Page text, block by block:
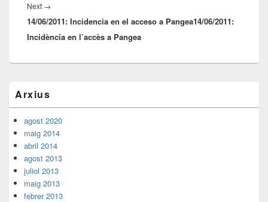
Next →
post:
14/06/2011: Incidencia en el acceso a Pangea14/06/2011:
Incidència en l’accès a Pangea
lateral
principal
Arxius
agost 2020
maig 2014
abril 2014
agost 2013
juliol 2013
maig 2013
febrer 2013